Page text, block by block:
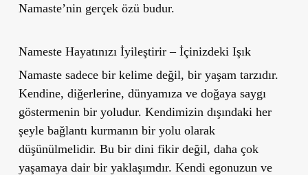
Namaste’nin gerçek özü budur.
Nameste Hayatınızı İyileştirir – İçinizdeki Işık
Namaste sadece bir kelime değil, bir yaşam tarzıdır.
Kendine, diğerlerine, dünyamıza ve doğaya saygı
göstermenin bir yoludur. Kendimizin dışındaki her
şeyle bağlantı kurmanın bir yolu olarak
düşünülmelidir. Bu bir dini fikir değil, daha çok
yaşamaya dair bir yaklaşımdır. Kendi egonuzun ve